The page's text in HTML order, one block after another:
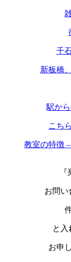
千
新板橋
駅か
こち
教室の特徴
お問い
と入
お申